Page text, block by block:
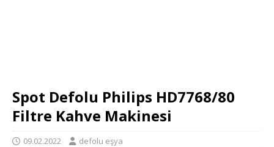
Spot Defolu Philips HD7768/80
Filtre Kahve Makinesi
09.02.2022 defolu eşya